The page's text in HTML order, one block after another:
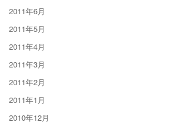
2011年6月
2011年5月
2011年4月
2011年3月
2011年2月
2011年1月
2010年12月